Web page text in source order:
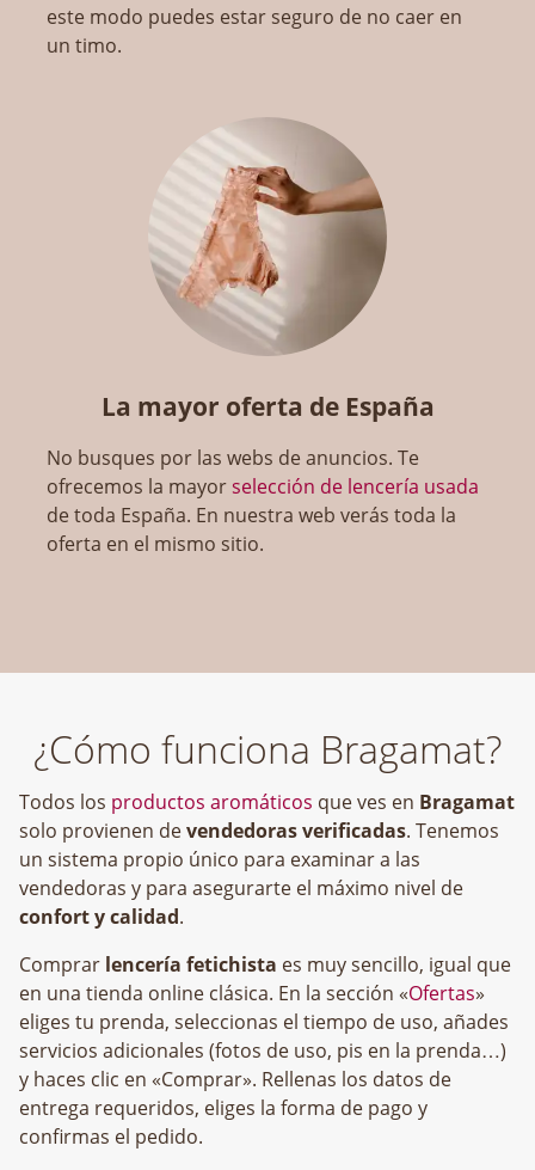
este modo puedes estar seguro de no caer en
un timo.
La mayor oferta de España
No busques por las webs de anuncios. Te
ofrecemos la mayorselección de lencería usada
de toda España. En nuestra web verás toda la
oferta en el mismo sitio.
¿Cómo funciona Bragamat?
Todos los productos aromáticos que ves en Bragamat
solo provienen devendedoras verificadas. Tenemos
un sistema propio único para examinar a las
vendedoras y para asegurarte el máximo nivel de
confort y calidad.
Comprar lencería fetichista es muy sencillo, igual que
en una tienda online clásica. En la sección «Ofertas»
eliges tu prenda, seleccionas el tiempo de uso, añades
servicios adicionales (fotos de uso, pis en la prenda…)
y haces clic en «Comprar». Rellenas los datos de
entrega requeridos, eliges la forma de pago y
confirmas el pedido.